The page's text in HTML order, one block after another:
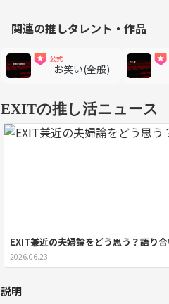
関連の推しタレント・作品
お笑い(全般)
EXITの推し活ニュース
EXIT兼近の夫婦論をどう思う？語り合
2026.06.23
説明